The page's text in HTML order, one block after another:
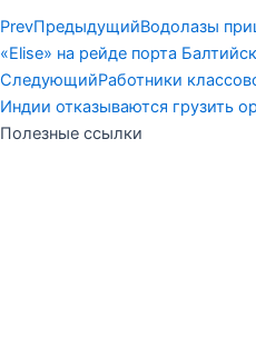
PrevПредыдущийВодолазы
«Elise» на рейде порта Балтийск
СледующийРаботники
Индии отказываются грузить
Полезные ссылки